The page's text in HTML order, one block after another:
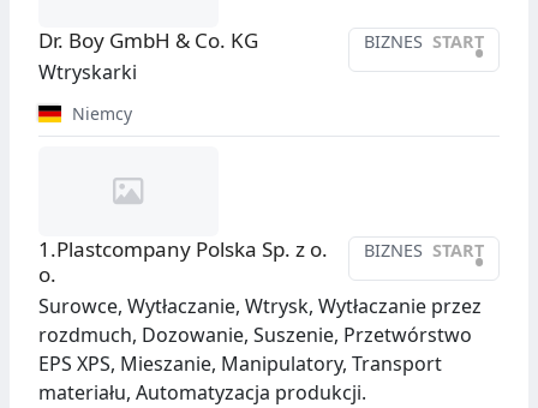
BIZNES START
•
Dr. Boy GmbH & Co. KG
Wtryskarki
Niemcy
BIZNES START
•
1.Plastcompany Polska Sp. z o.
o.
Surowce, Wytłaczanie, Wtrysk, Wytłaczanie przez
rozdmuch, Dozowanie, Suszenie, Przetwórstwo
EPS XPS, Mieszanie, Manipulatory, Transport
materiału, Automatyzacja produkcji.